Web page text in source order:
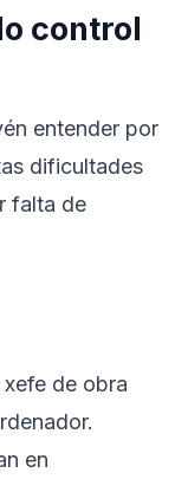
control
entender por
dificultades
falta de
de obra
en